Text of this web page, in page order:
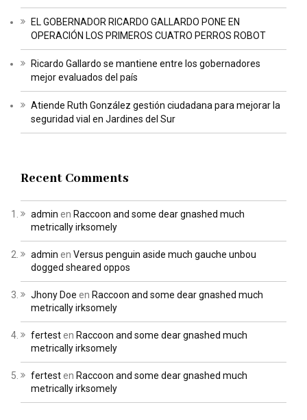
EL GOBERNADOR RICARDO GALLARDO PONE EN
OPERACIÓN LOS PRIMEROS CUATRO PERROS ROBOT
Ricardo Gallardo se mantiene entre los gobernadores
mejor evaluados del país
Atiende Ruth González gestión ciudadana para mejorar la
seguridad vial en Jardines del Sur
Recent Comments
admin en Raccoon and some dear gnashed much
metrically irksomely
admin en Versus penguin aside much gauche unbou
dogged sheared oppos
Jhony Doe en Raccoon and some dear gnashed much
metrically irksomely
fertesten Raccoon and some dear gnashed much
metrically irksomely
fertesten Raccoon and some dear gnashed much
metrically irksomely